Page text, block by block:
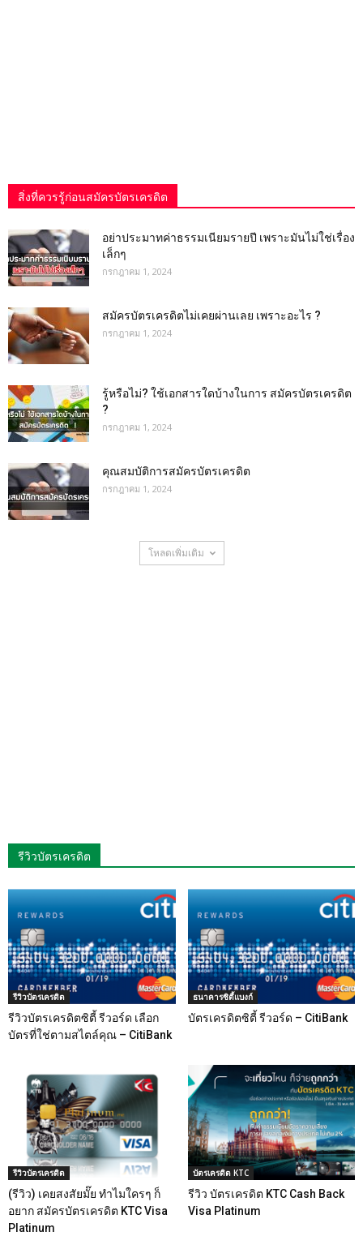
สิ่งที่ควรรู้ก่อนสมัครบัตรเครดิต
อย่าประมาทค่าธรรมเนียมรายปี เพราะมันไม่ใช่เรื่อง
เล็กๆ
กรกฎาคม 1, 2024
สมัครบัตรเครดิตไม่เคยผ่านเลย เพราะอะไร ?
กรกฎาคม 1, 2024
รู้หรือไม่? ใช้เอกสารใดบ้างในการ สมัครบัตรเครดิต
?
กรกฎาคม 1, 2024
คุณสมบัติการสมัครบัตรเครดิต
กรกฎาคม 1, 2024
โหลดเพิ่มเติม
รีวิวบัตรเครดิต
รีวิวบัตรเครดิต
รีวิวบัตรเครดิตซิตี้ รีวอร์ด เลือก
บัตรที่ใช่ตามสไตล์คุณ – CitiBank
ธนาคารซิตี้แบงก์
บัตรเครดิตซิตี้ รีวอร์ด – CitiBank
รีวิวบัตรเครดิต
(รีวิว) เคยสงสัยมั๊ย ทำไมใครๆ ก็
อยาก สมัครบัตรเครดิต KTC Visa
Platinum
บัตรเครดิต KTC
รีวิว บัตรเครดิต KTC Cash Back
Visa Platinum